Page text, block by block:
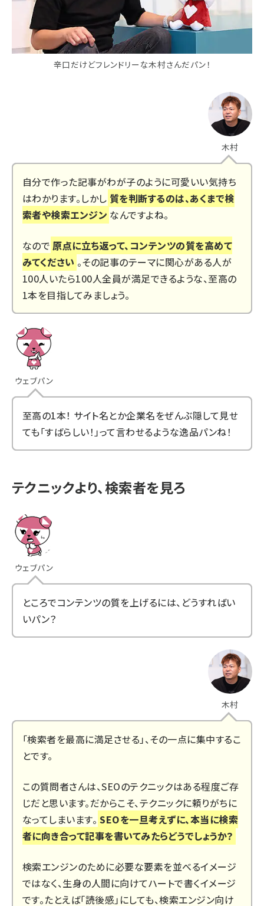
辛口だけどフレンドリーな木村さんだパン！
木村
自分で作った記事がわが子のように可愛いい気持ち
はわかります。しかし 質を判断するのは、あくまで検
索者や検索エンジン なんですよね。
なので 原点に立ち返って、コンテンツの質を高めて
みてください 。その記事のテーマに関心がある人が
100人いたら100人全員が満足できるような、至高の
1本を目指してみましょう。
ウェブパン
至高の1本！ サイト名とか企業名をぜんぶ隠して見せ
ても「すばらしい！」って言わせるような逸品パンね！
テクニックより、検索者を見ろ
ウェブパン
ところでコンテンツの質を上げるには、どうすればい
いパン？
木村
「検索者を最高に満足させる」、その一点に集中するこ
とです。
この質問者さんは、SEOのテクニックはある程度ご存
じだと思います。だからこそ、テクニックに頼りがちに
なってしまいます。 SEOを一旦考えずに、本当に検索
者に向き合って記事を書いてみたらどうでしょうか？
検索エンジンのために必要な要素を並べるイメージ
ではなく、生身の人間に向けてハートで書くイメージ
です。たとえば「読後感」にしても、検索エンジン向け